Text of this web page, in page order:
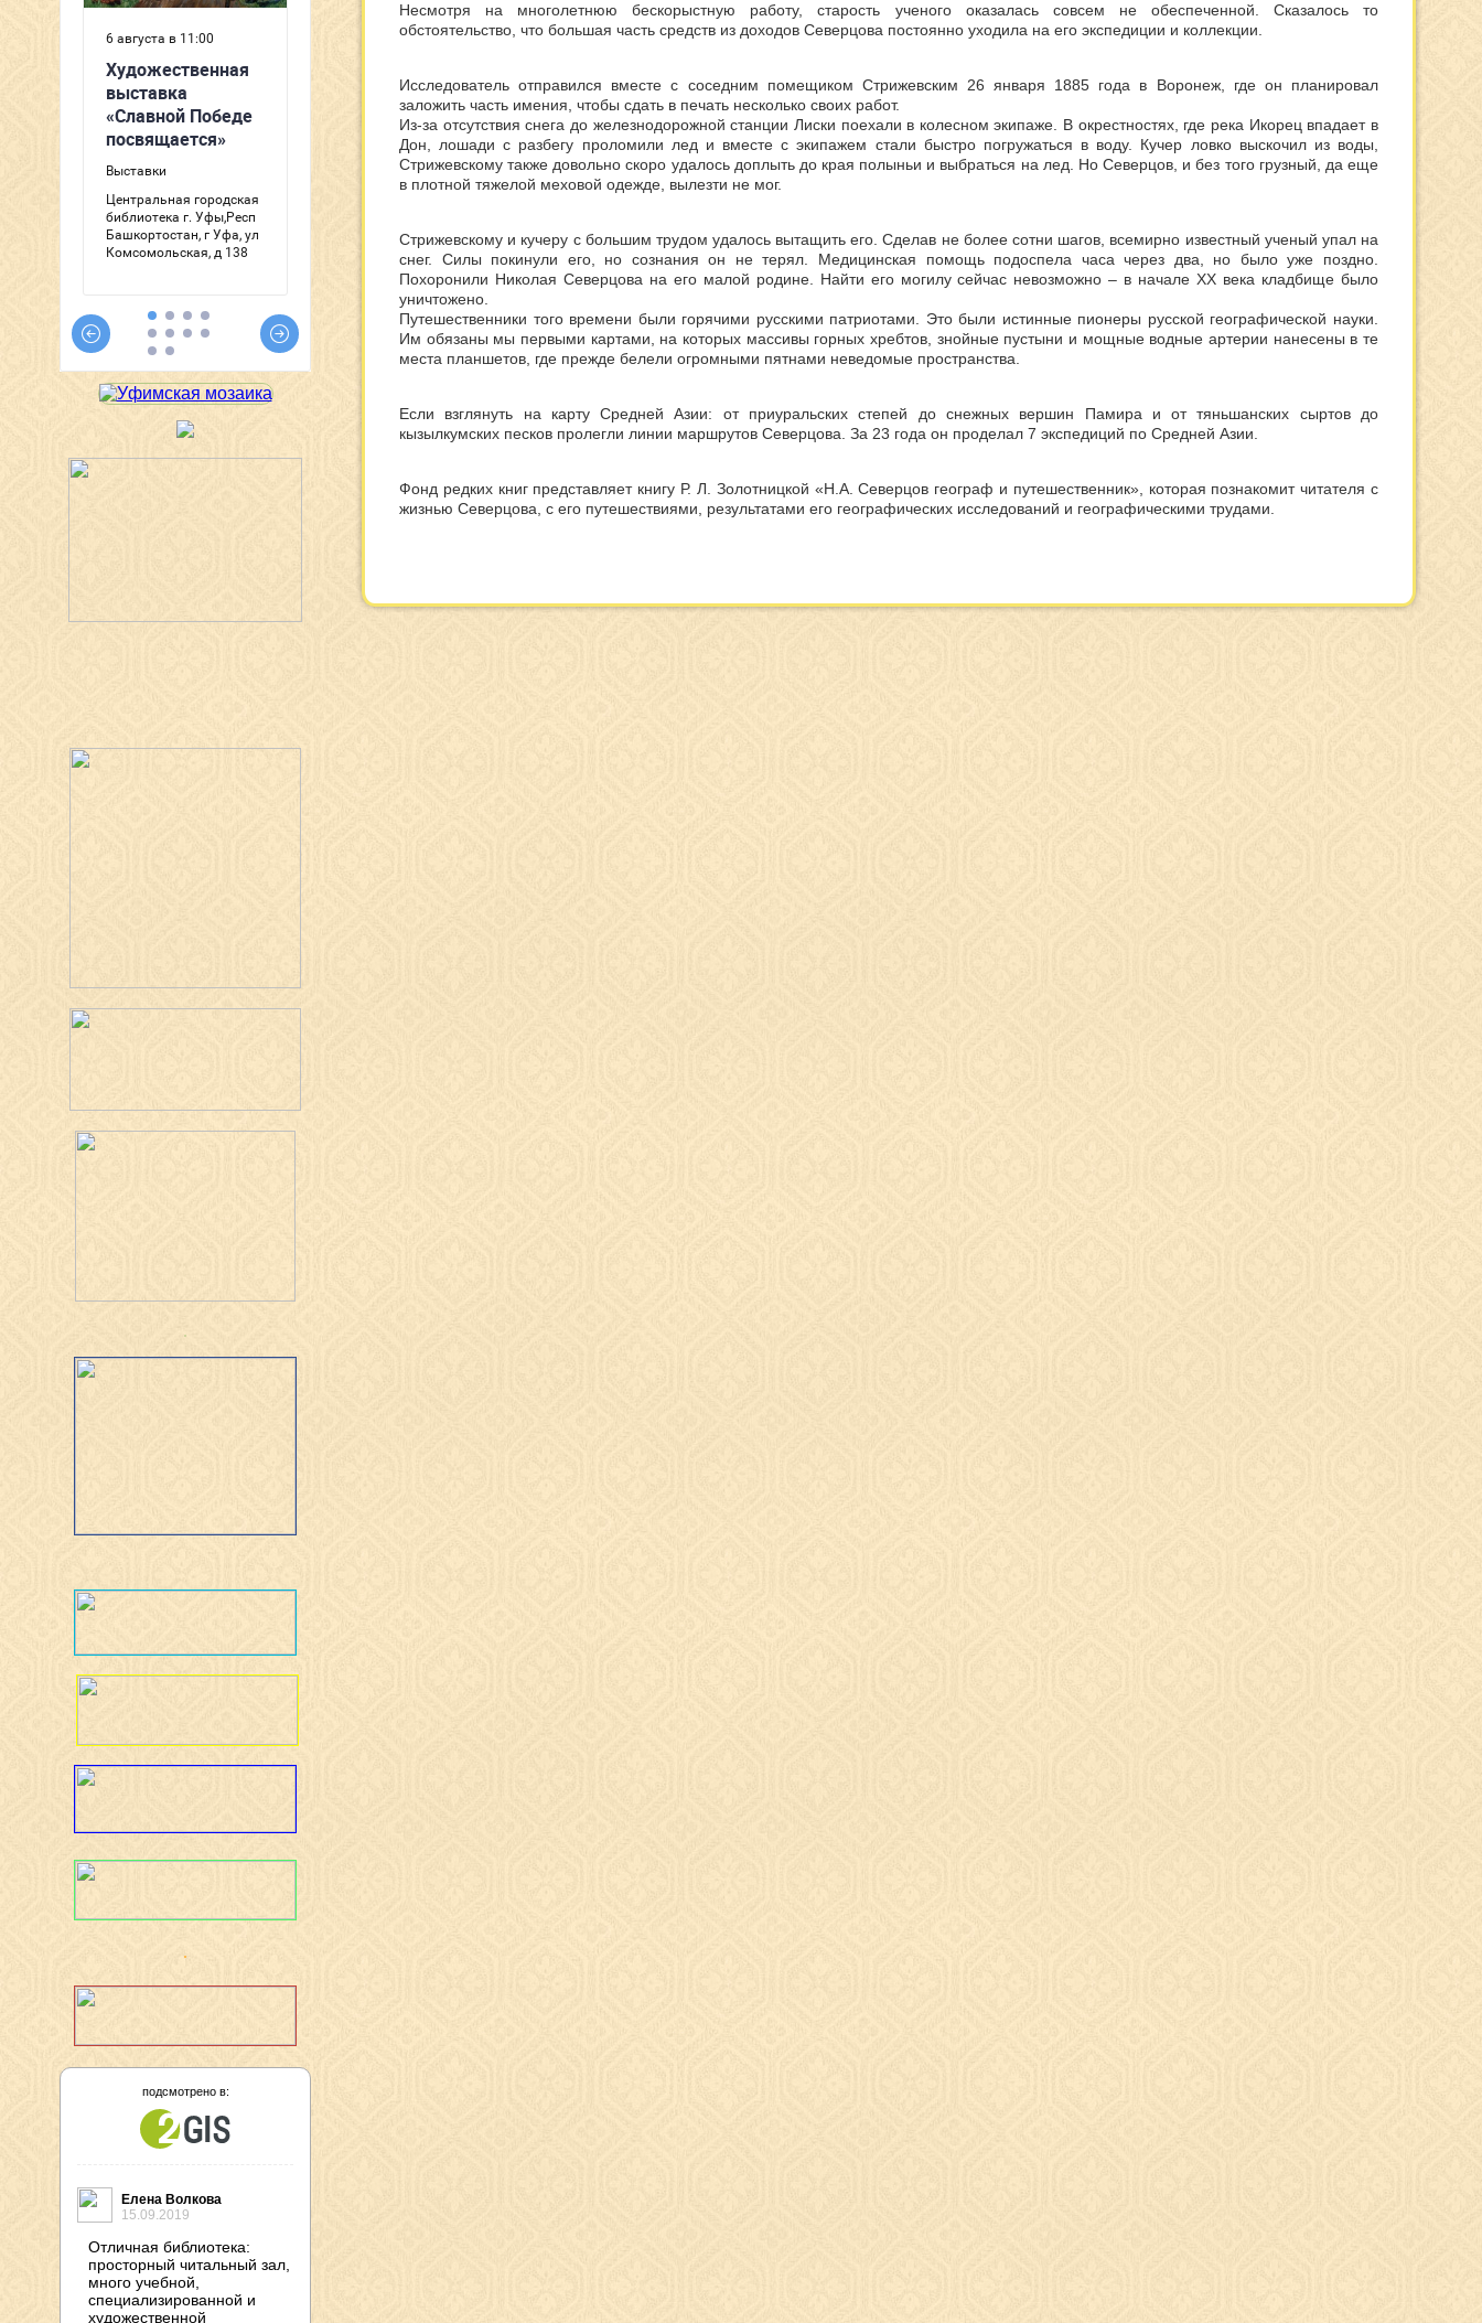
подсмотрено в:
Елена Волкова
15.09.2019
Отличная библиотека:
просторный читальный зал,
много учебной,
специализированной и
художественной
Несмотря на многолетнюю бескорыстную работу, старость ученого оказалась совсем не обеспеченной. Сказалось то
обстоятельство, что большая часть средств из доходов Северцова постоянно уходила на его экспедиции и коллекции.
Исследователь отправился вместе с соседним помещиком Стрижевским 26 января 1885 года в Воронеж, где он планировал
заложить часть имения, чтобы сдать в печать несколько своих работ.
Из-за отсутствия снега до железнодорожной станции Лиски поехали в колесном экипаже. В окрестностях, где река Икорец впадает в
Дон, лошади с разбегу проломили лед и вместе с экипажем стали быстро погружаться в воду. Кучер ловко выскочил из воды,
Стрижевскому также довольно скоро удалось доплыть до края полыньи и выбраться на лед. Но Северцов, и без того грузный, да еще
в плотной тяжелой меховой одежде, вылезти не мог.
Стрижевскому и кучеру с большим трудом удалось вытащить его. Сделав не более сотни шагов, всемирно известный ученый упал на
снег. Силы покинули его, но сознания он не терял. Медицинская помощь подоспела часа через два, но было уже поздно.
Похоронили Николая Северцова на его малой родине. Найти его могилу сейчас невозможно – в начале ХХ века кладбище было
уничтожено.
Путешественники того времени были горячими русскими патриотами. Это были истинные пионеры русской географической науки.
Им обязаны мы первыми картами, на которых массивы горных хребтов, знойные пустыни и мощные водные артерии нанесены в те
места планшетов, где прежде белели огромными пятнами неведомые пространства.
Если взглянуть на карту Средней Азии: от приуральских степей до снежных вершин Памира и от тяньшанских сыртов до
кызылкумских песков пролегли линии маршрутов Северцова. За 23 года он проделал 7 экспедиций по Средней Азии.
Фонд редких книг представляет книгу Р. Л. Золотницкой «Н.А. Северцов географ и путешественник», которая познакомит читателя с
жизнью Северцова, с его путешествиями, результатами его географических исследований и географическими трудами.